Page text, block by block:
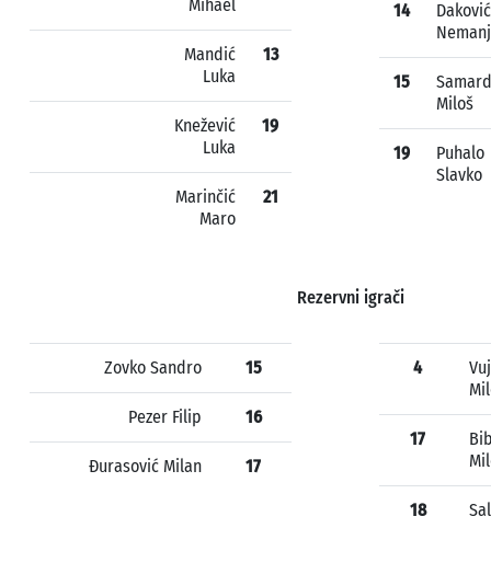
Mihael
Mandić
Luka
13
Knežević
Luka
19
Marinčić
Maro
21
14
Daković
15
Miloš
19
Puhalo
Slavko
Rezervni igrači
Zovko Sandro 15
Pezer Filip 16
Đurasović Milan 17
4
17
18